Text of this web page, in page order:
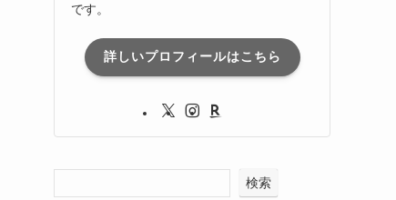
です。
詳しいプロフィールはこちら
検索